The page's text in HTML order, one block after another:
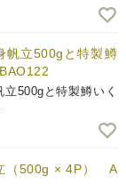
帆立500gと特製鱒
500gと特製鱒いく
（500g × 4P） A